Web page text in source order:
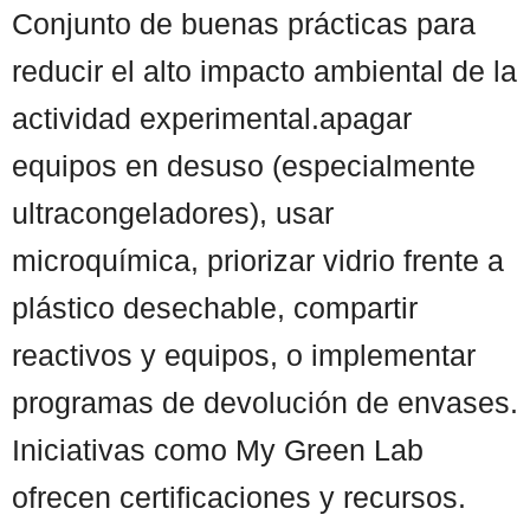
Conjunto de buenas prácticas para
reducir el alto impacto ambiental de la
actividad experimental.apagar
equipos en desuso (especialmente
ultracongeladores), usar
microquímica, priorizar vidrio frente a
plástico desechable, compartir
reactivos y equipos, o implementar
programas de devolución de envases.
Iniciativas como My Green Lab
ofrecen certificaciones y recursos.